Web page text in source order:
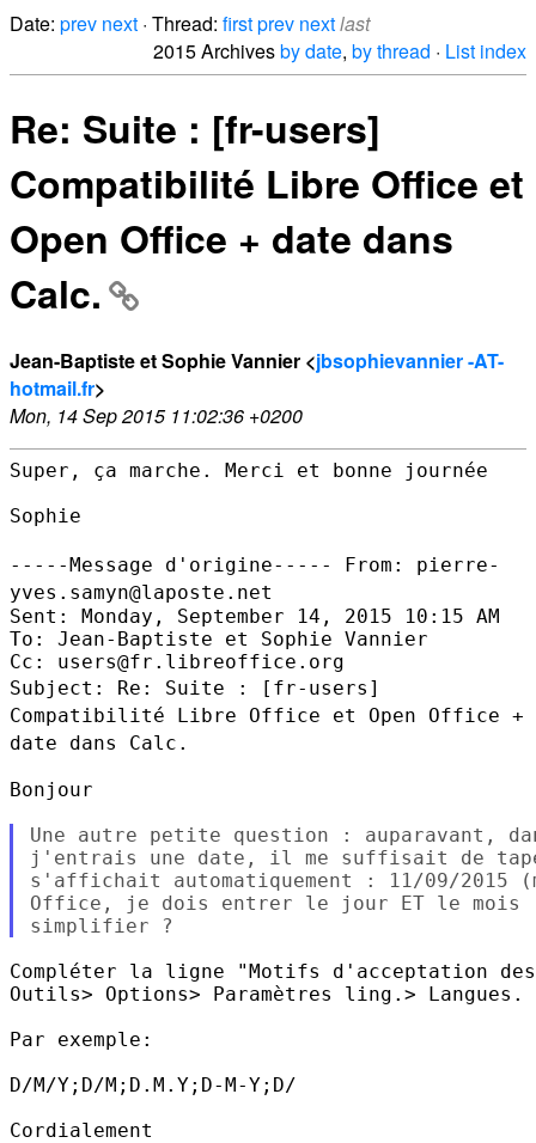
Date: prev next · Thread: firstprev nextlast
2015 Archivesby date, by thread · List index
Re: Suite : [fr-users]
Compatibilité Libre Office et
Open Office + date dans
Calc.
Jean-Baptiste et Sophie Vannier <jbsophievannier -AT-
hotmail.fr>
Mon, 14 Sep 2015 11:02:36 +0200
Super, ça marche. Merci et bonne journée
Sophie
-----Message d'origine----- From: pierre-
yves.samyn@laposte.net
Sent: Monday, September 14, 2015 10:15 AM
To: Jean-Baptiste et Sophie Vannier
Subject: Re: Suite : [fr-users]
Compatibilité Libre Office et Open Office +
date dans Calc.
Bonjour
Une autre petite question : auparavant,
j'entrais une date, il me suffisait de
s'affichait automatiquement : 11/09/2015
Office, je dois entrer le jour ET le mois :
Compléter la ligne "Motifs d'acceptation
Outils> Options> Paramètres ling.> Langues.
Par exemple:
D/M/Y;D/M;D.M.Y;D-M-Y;D/